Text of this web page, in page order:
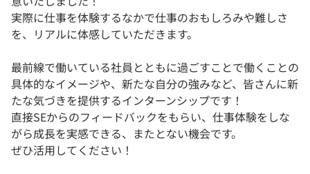
実際に仕事を体験するなかで仕事のおもしろみや難しさ
を、リアルに体感していただきます。
最前線で働いている社員とともに過ごすことで働くことの
具体的なイメージや、新たな自分の強みなど、皆さんに新
たな気づきを提供するインターンシップです！
直接SEからのフィードバックをもらい、仕事体験をしな
がら成長を実感できる、またとない機会です。
ぜひ活用してください！